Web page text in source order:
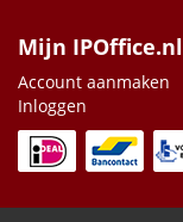
Mijn IPOffice.nl
Account aanmaken
Inloggen